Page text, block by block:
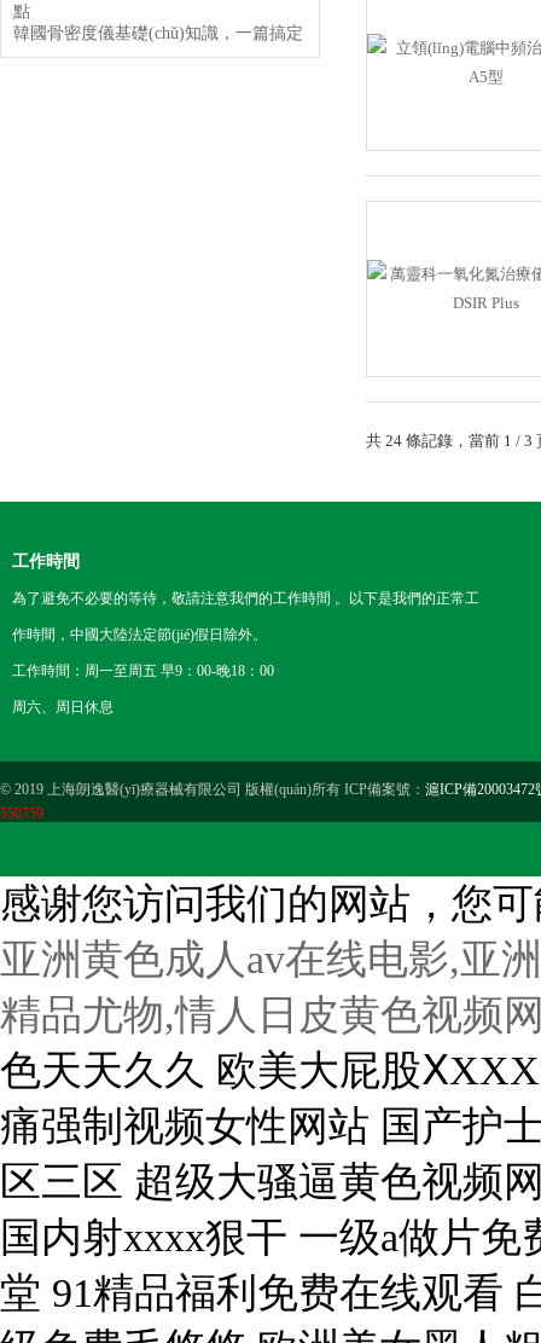
點
韓國骨密度儀基礎(chǔ)知識，一篇搞定
共 24 條記錄，當前
工作時間
為了避免不必要的等待，敬請注意我們的工作時間 。以下是我們的正常工
作時間，中國大陸法定節(jié)假日除外。
工作時間：周一至周五 早9：00-晚18：00
周六、周日休息
© 2019 上海朗逸醫(yī)療器械有限公司 版權(quán)所有 ICP備案號： 滬ICP備20003472
550759
感谢您访问我们的网站，您
亚洲黄色成人av在线电影,亚
精品尤物,情人日皮黄色视频